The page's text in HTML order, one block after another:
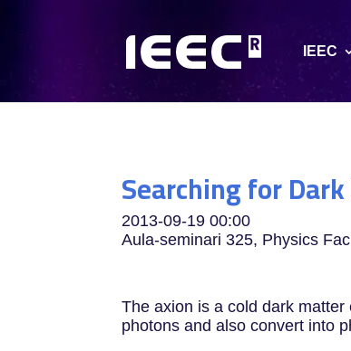
IEEC
Searching for
2013-09-19 00:00
Aula-seminari 325, Physics
The axion is a cold dark
photons and also convert into